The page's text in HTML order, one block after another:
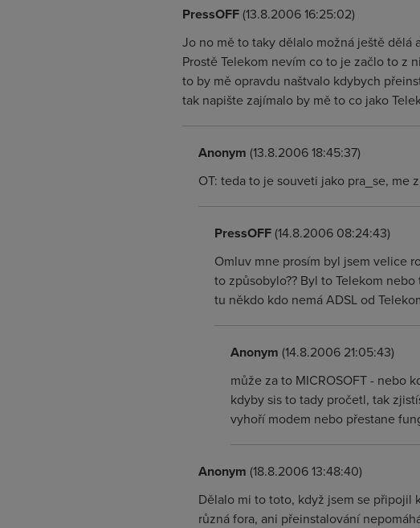
PressOFF(13.8.2006 16:25:02)
Jo no mě to taky dělalo možná ještě dělá
Prostě Telekom nevím co to je začlo to z
to by mě opravdu naštvalo kdybych
tak napište zajímalo by mě to co jako
Anonym (13.8.2006 18:45:37)
OT: teda to je souveti jako pra_se, me
PressOFF(14.8.2006 08:24:43)
Omluv mne prosím byl jsem velice
to způsobylo?? Byl to Telekom
tu někdo kdo nemá ADSL od
Anonym (14.8.2006 21:05:43)
může za to MICROSOFT - nebo
kdyby sis to tady pročetl, tak
vyhoří modem nebo přestane
Anonym (18.8.2006 13:48:40)
Dělalo mi to toto, když jsem se připojil
různá fora, ani přeinstalování